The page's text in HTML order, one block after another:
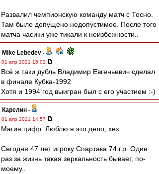
Развалил чемпионскую команду матч с Тосно.
Там было допущено недопустимое. После того
матча часики уже тикали к неизбежности..
Mike Lebedev -
01 апр 2021 15:02
Всё ж таки дубль Владимир Евгеньевич сделал
в финале Кубка-1992
Хотя и 1994 год выигран был с его участием :-)
Карелин -
01 апр 2021 14:57
Магия цифр..Люблю я это дело, хех
Сегодня 47 лет игроку Спартака 74 г.р. Один
раз за жизнь такая зеркальность бывает, по-
моему..